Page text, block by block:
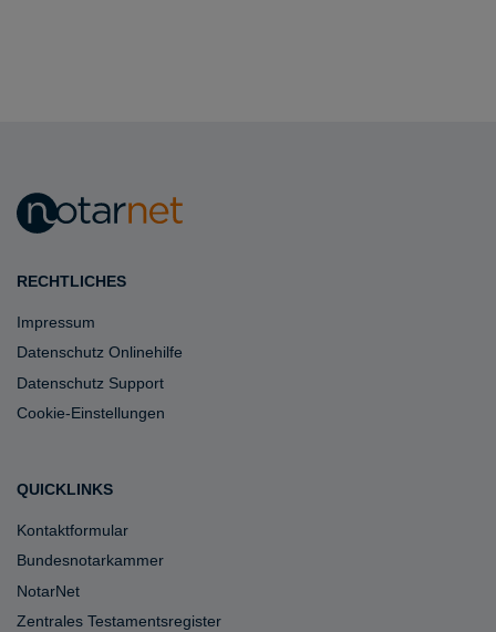
RECHTLICHES
Impressum
Datenschutz Onlinehilfe
Datenschutz Support
Cookie-Einstellungen
QUICKLINKS
Kontaktformular
Bundesnotarkammer
NotarNet
Zentrales Testamentsregister